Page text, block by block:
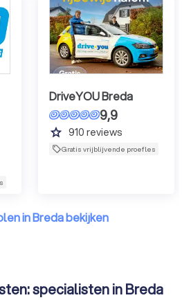
DriveYOU Breda
9,9
grade 910 reviews
Gratis vrijblijvende proefles
in Breda bekijken
specialisten in Breda